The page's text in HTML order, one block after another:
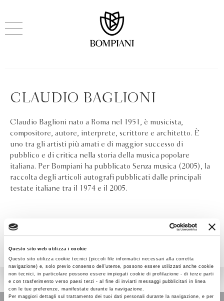
Questo sito web utilizza i cookie
Questo sito utilizza cookie tecnici (piccoli file informatici necessari alla corretta
navigazione) e, solo previo consenso dell’utente, possono essere utilizzati anche cookie
non tecnici, in particolare possono essere impiegati cookie di profilazione - di terze parti
e con trasferimento verso paesi terzi - al fine di inviarti messaggi pubblicitari in linea
con le tue preferenze, manifestate durante la navigazione.
Per maggiori dettagli sul trattamento dei tuoi dati personali durante la navigazione, e per
CLAUDIO BAGLIONI
Claudio Baglioni nato a Roma nel 1951, è musicista,
compositore, autore, interprete, scrittore e architetto. È
uno tra gli artisti più amati e di maggior successo di
pubblico e di critica nella storia della musica popolare
italiana. Per Bompiani ha pubblicato Senza musica (2005), la
raccolta degli articoli autografi pubblicati dalle principali
testate italiane tra il 1974 e il 2005.